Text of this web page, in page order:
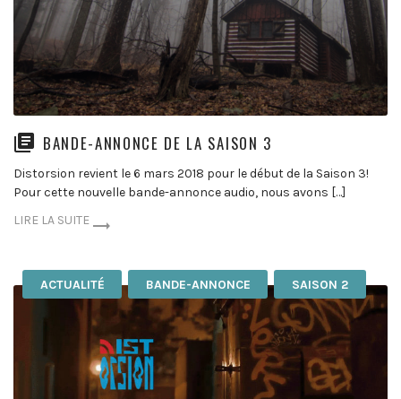
BANDE-ANNONCE DE LA SAISON 3
Distorsion revient le 6 mars 2018 pour le début de la Saison 3!
Pour cette nouvelle bande-annonce audio, nous avons […]
LIRE LA SUITE
ACTUALITÉ BANDE-ANNONCE SAISON 2